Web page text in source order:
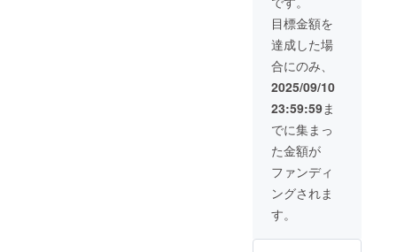
目標金額を
達成した場
合にのみ、
2025/09/10
23:59:59ま
でに集まっ
た金額が
ファンディ
ングされま
す。